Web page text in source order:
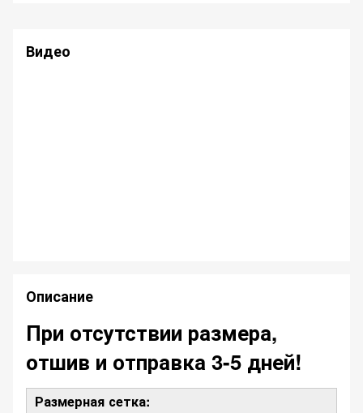
Видео
Описание
При отсутствии размера,
отшив и отправка 3-5 дней!
Размерная сетка: